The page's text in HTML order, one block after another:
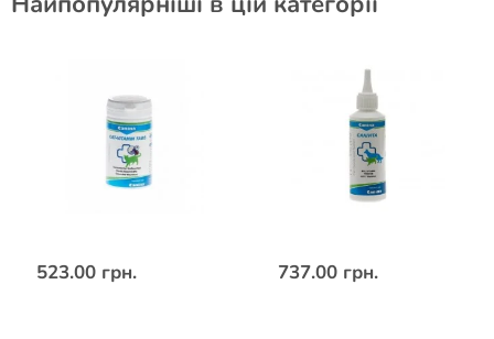
523.00 грн. 737.00 грн.